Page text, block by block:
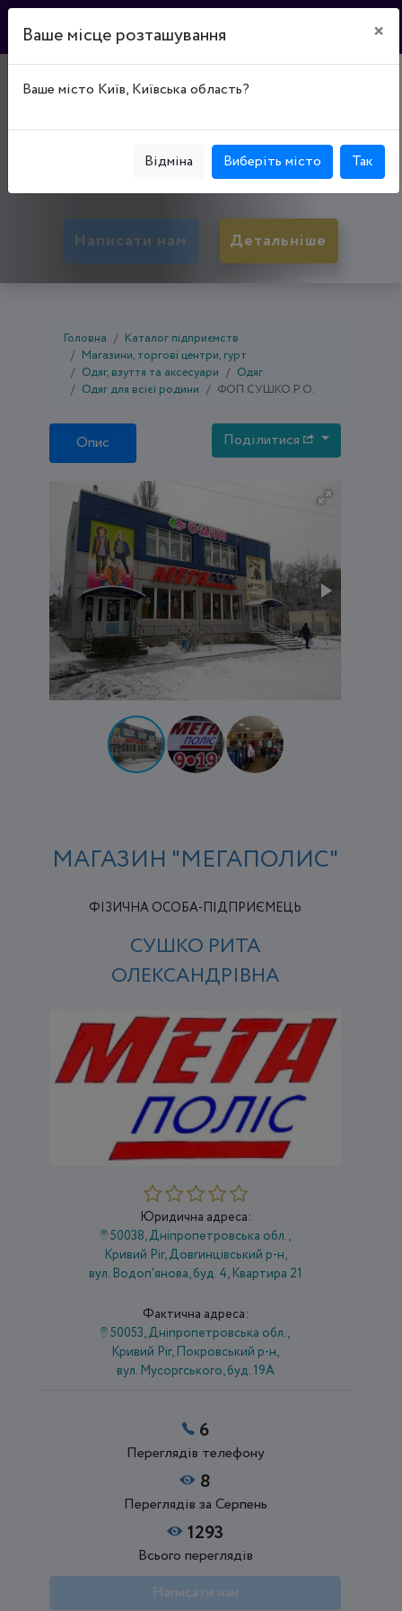
МАГАЗИН
"МЕГАПОЛИС"
50053, Дніпропетровська обл., Кривий Ріг,
Покровський р-н, вул. Мусоргського, буд. 19А
Написати нам Детальніше
Головна
Каталог підприємств
Магазини, торгові центри, гурт
Одяг, взуття та аксесуари
Одяг
Одяг для всієї родини
ФОП СУШКО Р.О.
Опис Поділитися
МАГАЗИН "МЕГАПОЛИС"
ФІЗИЧНА ОСОБА-ПІДПРИЄМЕЦЬ
СУШКО РИТА
ОЛЕКСАНДРІВНА
Юридична адреса:
50038, Дніпропетровська обл.,
Кривий Ріг, Довгинцівський р-н,
вул. Водоп'янова, буд. 4, Квартира 21
Фактична адреса:
50053, Дніпропетровська обл.,
Кривий Ріг, Покровський р-н,
вул. Мусоргського, буд. 19А
6
Переглядів телефону
8
Переглядів за Серпень
1293
Всього переглядів
Написати нам
Ваше місце розташування ×
Ваше місто Київ, Київська область?
Відміна Виберіть місто Так